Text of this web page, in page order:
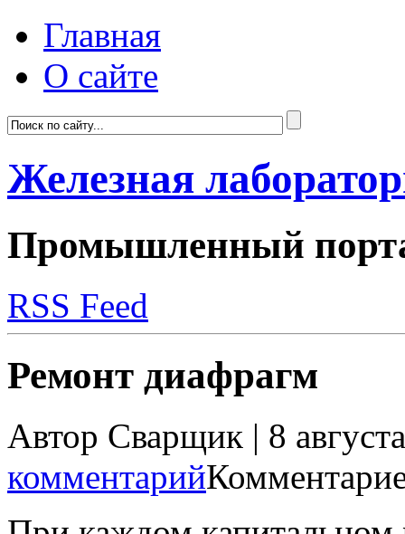
Главная
О сайте
Железная
Промышленный
RSS Feed
Ремонт диафрагм
Автор Сварщик | 8
комментарий